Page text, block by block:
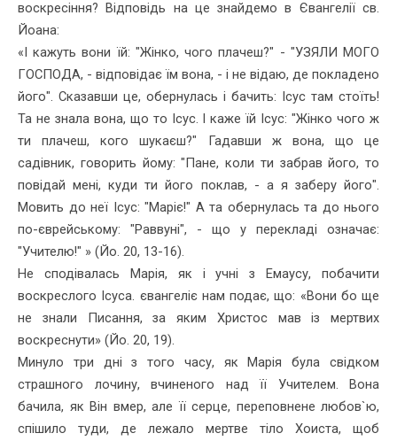
воскресіння? Відповідь на це знайдемо в Євангелії св.
Йоана:
«І кажуть вони їй: "Жінко, чого плачеш?" - "УЗЯЛИ МОГО
ГОСПОДА, - відповідає їм вона, - і не відаю, де покладено
його". Ска­завши це, обернулась і бачить: Ісус там стоїть!
Та не знала вона, що то Ісус. І каже їй Ісус: "Жінко чого ж
ти плачеш, кого шукаєш?" Гадавши ж вона, що це
садівник, говорить йому: "Пане, коли ти забрав його, то
повідай мені, куди ти його поклав, - а я заберу його".
Мовить до неї Ісус: "Маріє!" А та обернулась та до нього
по-єврейському: "Раввуні", - що у перекладі означає:
"Учителю!" » (Йо. 20, 13-16).
Не сподівалась Марія, як і учні з Емаусу, побачити
воскреслого Ісуса. євангеліє нам подає, що: «Вони бо ще
не знали Писання, за яким Христос мав із мертвих
воскреснути» (Йо. 20, 19).
Минуло три дні з того часу, як Марія була свідком
страшного лочину, вчиненого над її Учителем. Вона
бачила, як Він вмер, але її серце, переповнене любов`ю,
спішило туди, де лежало мертве тіло Хоиста, щоб